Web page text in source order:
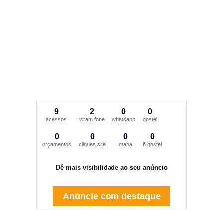
9
acessos
2
viram fone
0
whatsapp
0
gostei
0
orçamentos
0
cliques site
0
mapa
0
ñ gostei
Dê mais visibilidade ao seu anúncio
Anuncie com destaque